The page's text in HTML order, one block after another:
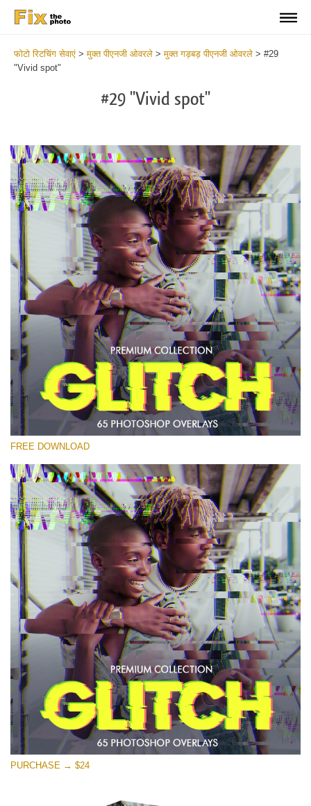
फोटो रिटचिंग सेवाएं >मुक्त पीएनजी ओवरले >मुक्त गड़बड़ पीएनजी ओवरले > #29
"Vivid spot"
#29 "Vivid spot"
कृपया चुने
Free PNG Overlay #29
Small 800*533px
Glitch Effect
(65 Overlays)
Sunlight Collection
(290 Overlays)
Large 6000*4000px
Entire Collection
(1783 Overlays)
Large 6000*4000px
मुफ्त डाउनलोड
FREE DOWNLOAD
PURCHASE → $24